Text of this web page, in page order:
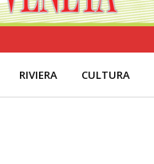
RIVIERA CULTURA